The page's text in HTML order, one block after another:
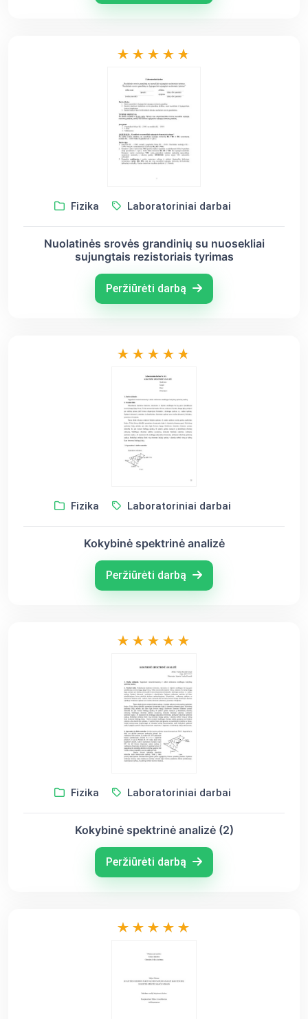
Fizika Laboratoriniai darbai
Nuolatinės srovės grandinių su nuosekliai
sujungtais rezistoriais tyrimas
Peržiūrėti darbą
Fizika Laboratoriniai darbai
Kokybinė spektrinė analizė
Peržiūrėti darbą
Fizika Laboratoriniai darbai
Kokybinė spektrinė analizė (2)
Peržiūrėti darbą